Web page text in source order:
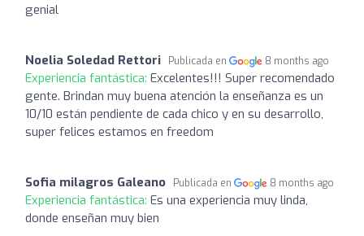
genial
Noelia Soledad Rettori Publicada en 8 months ago
Experiencia fantástica: Excelentes!!! Super recomendado
gente. Brindan muy buena atención la enseñanza es un
10/10 están pendiente de cada chico y en su desarrollo,
super felices estamos en freedom
Sofia milagros Galeano Publicada en 8 months ago
Experiencia fantástica: Es una experiencia muy linda,
donde enseñan muy bien